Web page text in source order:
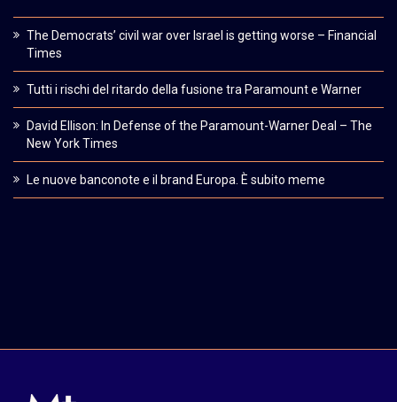
The Democrats’ civil war over Israel is getting worse – Financial
Times
Tutti i rischi del ritardo della fusione tra Paramount e Warner
David Ellison: In Defense of the Paramount-Warner Deal – The
New York Times
Le nuove banconote e il brand Europa. È subito meme